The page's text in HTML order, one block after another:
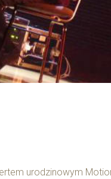
urodzinowym